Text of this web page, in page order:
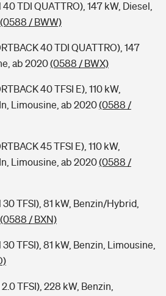
TDI QUATTRO), 147 kW, Diesel,
(0588 / BWW)
40 TDI QUATTRO), 147
ab 2020(0588 / BWX)
40 TFSI E), 110 kW,
Limousine, ab 2020(0588 /
45 TFSI E), 110 kW,
Limousine, ab 2020(0588 /
TFSI), 81 kW, Benzin/Hybrid,
(0588 / BXN)
TFSI), 81 kW, Benzin, Limousine,
TFSI), 228 kW, Benzin,